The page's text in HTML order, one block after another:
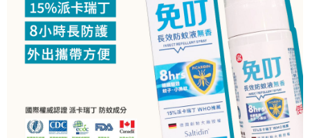
https://aftee.tw/terms/#terms3
３．未成年的使用者請事先徵得法定代理人或監護人之同意方可使用
「AFTEE先享後付」，若未經同意申辦者引起之損失，本公司不負相關責
任。
４．使用「AFTEE先享後付」時，將依據個別帳號之用戶狀況，依本公司即
時審查核予不同之上限額度；若仍有額度不足之情形，本公司將視審查結果
５．嚴禁一人註冊多個帳號或使用他人資訊註冊。若發現惡意使用之情形，
恩沛科技股份有限公司將有權停止該用戶之使用額度並採取法律行動。